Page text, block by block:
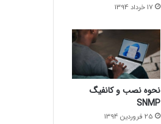
17 خرداد 1394
نحوه نصب و کانفیگ
SNMP
25 فروردین 1394